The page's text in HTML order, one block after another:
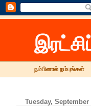
நம்பினால் நம்புங்கள்
Tuesday, September